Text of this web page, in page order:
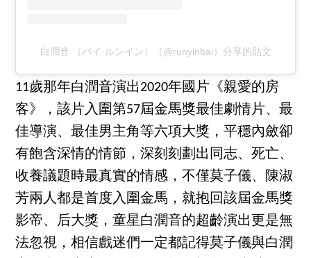
白潤音 （バイ·ルンイン）（@runyinbai）分享的貼文
11歲那年白潤音演出2020年國片《親愛的房
客》，該片入圍第57屆金馬獎最佳劇情片、最
佳導演、最佳男主角等六項大獎，平穩內斂卻
有飽含深情的情節，深刻刻劃出同志、死亡、
收養議題時最真實的情感，不僅莫子儀、陳淑
芳兩人都是首度入圍金馬，就抱回該屆金馬獎
影帝、后大獎，童星白潤音的超齡演出更是無
法忽視，相信戲迷們一定都記得莫子儀與白潤